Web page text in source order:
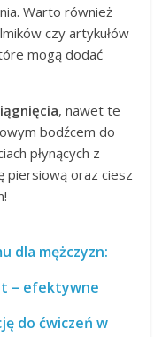
Warto również
czy artykułów
mogą dodać
, nawet te
bodźcem do
płynących z
piersiową oraz ciesz
dla mężczyzn:
– efektywne
do ćwiczeń w